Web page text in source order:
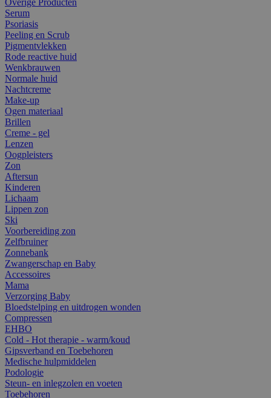
Serum
Psoriasis
Peeling en Scrub
Pigmentvlekken
Rode reactive huid
Wenkbrauwen
Normale huid
Nachtcreme
Make-up
Ogen materiaal
Brillen
Creme - gel
Lenzen
Oogpleisters
Zon
Aftersun
Kinderen
Lichaam
Lippen zon
Ski
Voorbereiding zon
Zelfbruiner
Zonnebank
Zwangerschap en Baby
Accessoires
Mama
Verzorging Baby
Bloedstelping en uitdrogen wonden
Compressen
EHBO
Cold - Hot therapie - warm/koud
Gipsverband en Toebehoren
Medische hulpmiddelen
Podologie
Steun- en inlegzolen en voeten
Toebehoren